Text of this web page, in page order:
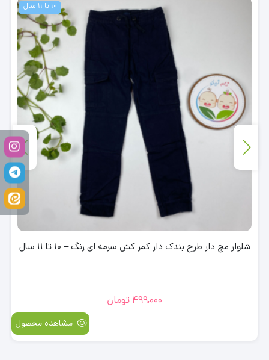
10 تا 11 سال
شلوار مچ دار طرح بندک دار کمر کش سرمه ای رنگ – 10 تا 11 سال
499,000 تومان
مشاهده محصول